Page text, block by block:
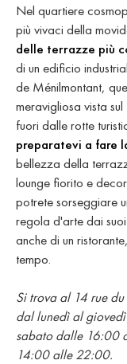
Nel quartiere
più vivaci della
delle terrazze più
di un edificio
de Ménilmontant,
meravigliosa vista
fuori dalle rotte
preparatevi a fare
bellezza della
lounge fiorito e
potrete sorseggiare
regola d'arte dai
anche di un
tempo.
Si trova al 14 rue
dal lunedì al
sabato dalle 16:00
14:00 alle 22:00.